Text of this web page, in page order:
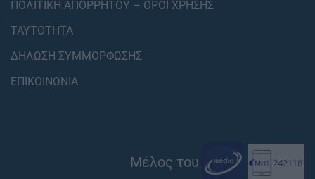
ΠΟΛΙΤΙΚΗ ΑΠΟΡΡΗΤΟΥ – ΟΡΟΙ ΧΡΗΣΗΣ
ΤΑΥΤΟΤΗΤΑ
ΔΗΛΩΣΗ ΣΥΜΜΟΡΦΩΣΗΣ
ΕΠΙΚΟΙΝΩΝΙΑ
Μέλος του